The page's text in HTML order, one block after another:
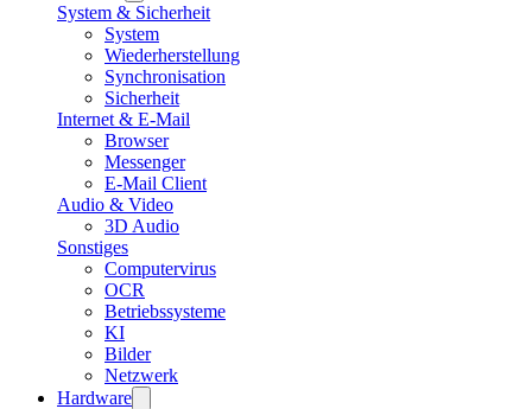
System & Sicherheit
System
Wiederherstellung
Synchronisation
Sicherheit
Internet & E-Mail
Browser
Messenger
E-Mail Client
Audio & Video
3D Audio
Sonstiges
Computervirus
OCR
Betriebssysteme
KI
Bilder
Netzwerk
Hardware